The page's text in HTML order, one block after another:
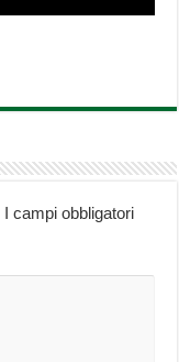
I campi obbligatori